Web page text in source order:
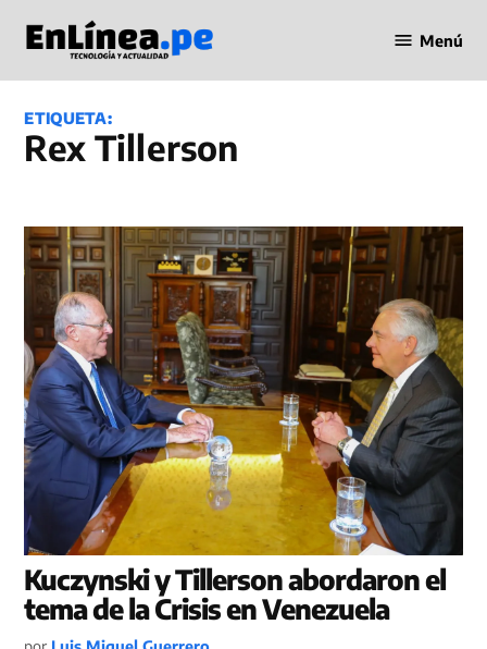
contenido
en Línea
Menú
ETIQUETA:
Rex Tillerson
Kuczynski y Tillerson abordaron el
tema de la Crisis en Venezuela